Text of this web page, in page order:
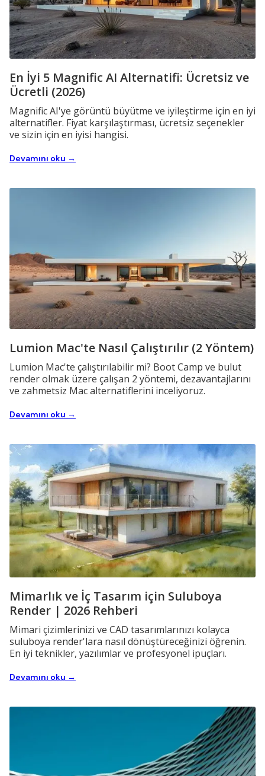
En İyi 5 Magnific AI Alternatifi: Ücretsiz ve
Ücretli (2026)
Magnific AI'ye görüntü büyütme ve iyileştirme için en iyi
alternatifler. Fiyat karşılaştırması, ücretsiz seçenekler
ve sizin için en iyisi hangisi.
Devamını oku →
Lumion Mac'te Nasıl Çalıştırılır (2 Yöntem)
Lumion Mac'te çalıştırılabilir mi? Boot Camp ve bulut
render olmak üzere çalışan 2 yöntemi, dezavantajlarını
ve zahmetsiz Mac alternatiflerini inceliyoruz.
Devamını oku →
Mimarlık ve İç Tasarım için Suluboya
Render | 2026 Rehberi
Mimari çizimlerinizi ve CAD tasarımlarınızı kolayca
suluboya render'lara nasıl dönüştüreceğinizi öğrenin.
En iyi teknikler, yazılımlar ve profesyonel ipuçları.
Devamını oku →